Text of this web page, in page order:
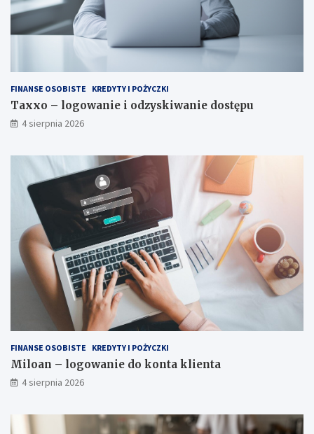
FINANSE OSOBISTE KREDYTY I POŻYCZKI
Taxxo – logowanie i odzyskiwanie dostępu
4 sierpnia 2026
FINANSE OSOBISTE KREDYTY I POŻYCZKI
Miloan – logowanie do konta klienta
4 sierpnia 2026